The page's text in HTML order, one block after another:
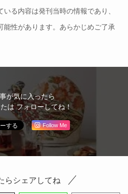
る内容は発刊当時の情報であり、
能性があります。あらかじめご了承
が気に入ったら
は フォローしてね！
Follow Me
らシェアしてね